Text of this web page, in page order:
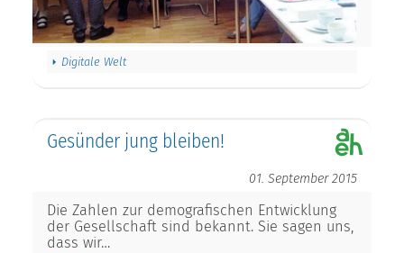
Digitale Welt
Gesünder jung bleiben!
01. September 2015
Die Zahlen zur demografischen Entwicklung
der Gesellschaft sind bekannt. Sie sagen uns,
dass wir…